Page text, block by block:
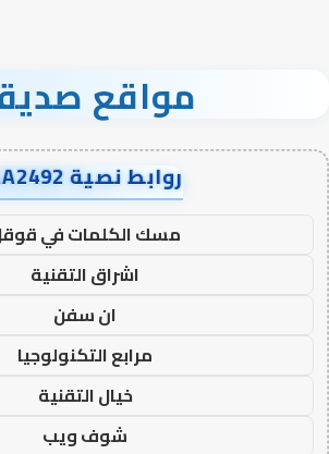
مواقع
روابط نصية AA2492
مسك الكلمات في
اشراق التقنية
ان سفن
مرابع التكنولوجيا
خيال التقنية
شوف ويب